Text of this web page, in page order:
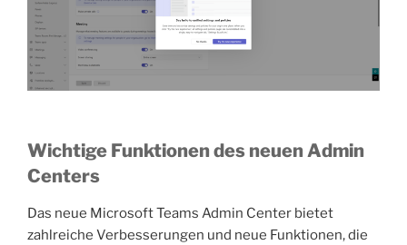
Wichtige Funktionen des neuen Admin
Centers
Das neue Microsoft Teams Admin Center bietet
zahlreiche Verbesserungen und neue Funktionen, die